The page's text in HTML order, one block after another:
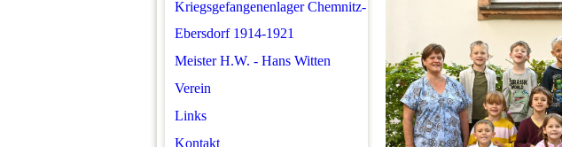
Kriegsgefangenenlager Chemnitz-
Ebersdorf 1914-1921
Meister H.W. - Hans Witten
Verein
Links
Kontakt